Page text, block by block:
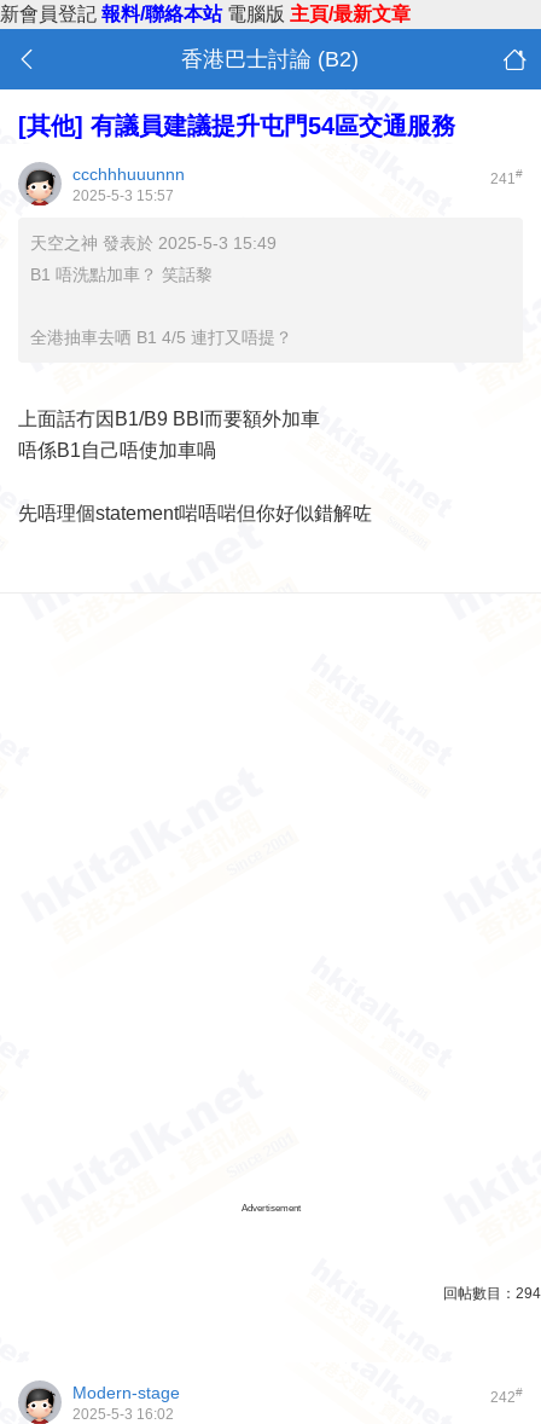
新會員登記 報料/聯絡本站 電腦版 主頁/最新文章
香港巴士討論 (B2)
[其他] 有議員建議提升屯門54區交通服務
241#
ccchhhuuunnn
2025-5-3 15:57
天空之神 發表於 2025-5-3 15:49
B1 唔洗點加車？ 笑話黎
全港抽車去哂 B1 4/5 連打又唔提？
上面話冇因B1/B9 BBI而要額外加車
唔係B1自己唔使加車喎
先唔理個statement啱唔啱但你好似錯解咗
Advertisement
回帖數目： 294
242#
Modern-stage
2025-5-3 16:02